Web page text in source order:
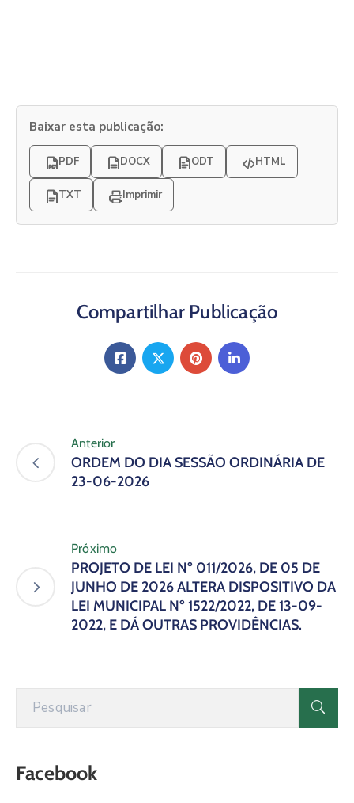
Baixar esta publicação:
PDF DOCX ODT HTML
TXT Imprimir
Compartilhar Publicação
Anterior
ORDEM DO DIA SESSÃO ORDINÁRIA DE
23-06-2026
Próximo
PROJETO DE LEI Nº 011/2026, DE 05 DE
JUNHO DE 2026 ALTERA DISPOSITIVO DA
LEI MUNICIPAL Nº 1522/2022, DE 13-09-
2022, E DÁ OUTRAS PROVIDÊNCIAS.
Facebook